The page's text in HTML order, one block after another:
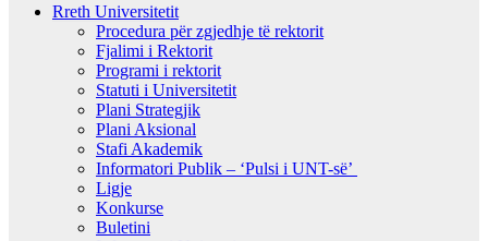
Rreth Universitetit
Procedura për zgjedhje të rektorit
Fjalimi i Rektorit
Programi i rektorit
Statuti i Universitetit
Plani Strategjik
Plani Aksional
Stafi Akademik
Informatori Publik – ‘Pulsi i UNT-së’
Ligje
Konkurse
Buletini